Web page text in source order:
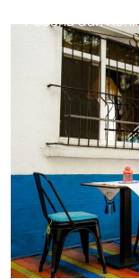
Pesona dan